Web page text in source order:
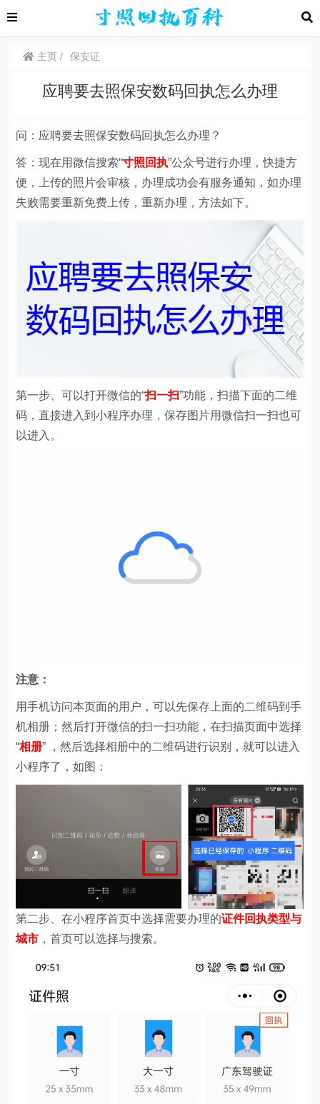
主页 保安证
应聘要去照保安数码回执怎么办理
问：应聘要去照保安数码回执怎么办理？
答：现在用微信搜索“寸照回执”公众号进行办理，快捷方
便，上传的照片会审核，办理成功会有服务通知，如办理
失败需要重新免费上传，重新办理，方法如下。
第一步、可以打开微信的“扫一扫”功能，扫描下面的二维
码，直接进入到小程序办理，保存图片用微信扫一扫也可
以进入。
注意：
用手机访问本页面的用户，可以先保存上面的二维码到手
机相册；然后打开微信的扫一扫功能，在扫描页面中选择
“相册” ，然后选择相册中的二维码进行识别，就可以进入
小程序了，如图：
第二步、在小程序首页中选择需要办理的证件回执类型与
城市 ，首页可以选择与搜索。